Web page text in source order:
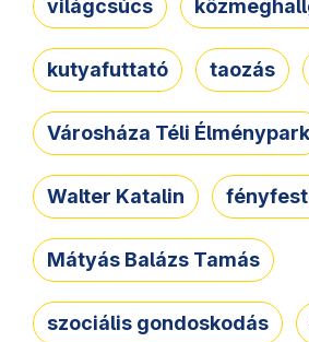
világcsúcs
kutyafuttató taozás
Városháza Téli Élménypark
Walter Katalin
Mátyás Balázs Tamás
szociális gondoskodás